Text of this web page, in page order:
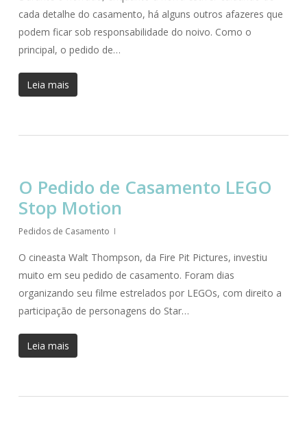
cada detalhe do casamento, há alguns outros afazeres que
podem ficar sob responsabilidade do noivo. Como o
principal, o pedido de…
Leia mais
O Pedido de Casamento LEGO
Stop Motion
Pedidos de Casamento
O cineasta Walt Thompson, da Fire Pit Pictures, investiu
muito em seu pedido de casamento. Foram dias
organizando seu filme estrelados por LEGOs, com direito a
participação de personagens do Star…
Leia mais